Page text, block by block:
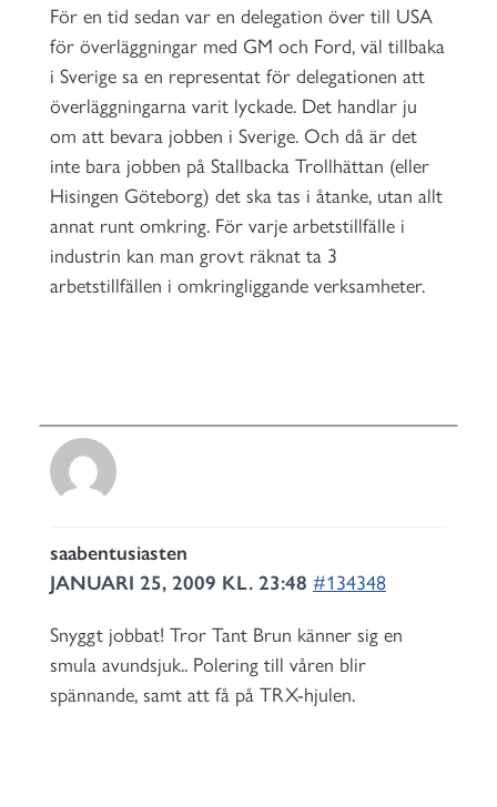
För en tid sedan var en delegation över till USA
för överläggningar med GM och Ford, väl tillbaka
i Sverige sa en representat för delegationen att
överläggningarna varit lyckade. Det handlar ju
om att bevara jobben i Sverige. Och då är det
inte bara jobben på Stallbacka Trollhättan (eller
Hisingen Göteborg) det ska tas i åtanke, utan allt
annat runt omkring. För varje arbetstillfälle i
industrin kan man grovt räknat ta 3
arbetstillfällen i omkringliggande verksamheter.
saabentusiasten
JANUARI 25, 2009 KL. 23:48 #134348
Snyggt jobbat! Tror Tant Brun känner sig en
smula avundsjuk.. Polering till våren blir
spännande, samt att få på TRX-hjulen.